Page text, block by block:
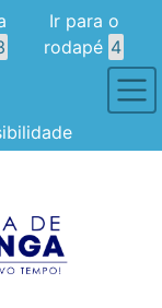
Ir para o
rodapé 4